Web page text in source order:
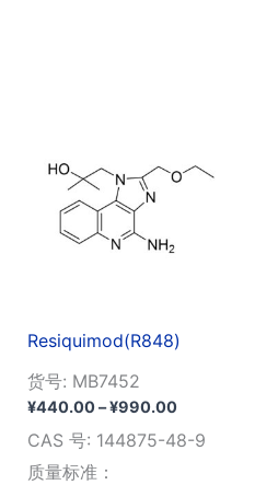
Resiquimod(R848)
货号: MB7452
¥440.00–¥990.00价
范
CAS 号: 144875-48-9
质量标准：